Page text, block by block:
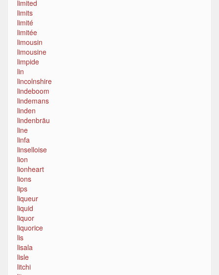
limited
limits
limité
limitée
limousin
limousine
limpide
lin
lincolnshire
lindeboom
lindemans
linden
lindenbräu
line
linfa
linselloise
lion
lionheart
lions
lips
liqueur
liquid
liquor
liquorice
lis
lisala
lisle
litchi